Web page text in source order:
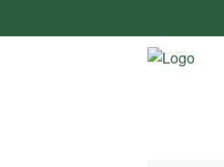
überspringen